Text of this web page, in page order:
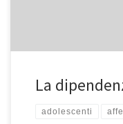
La
adolescenti